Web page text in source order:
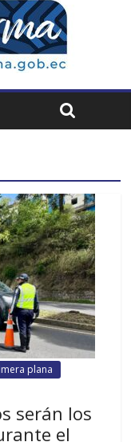
plana
serán los
el